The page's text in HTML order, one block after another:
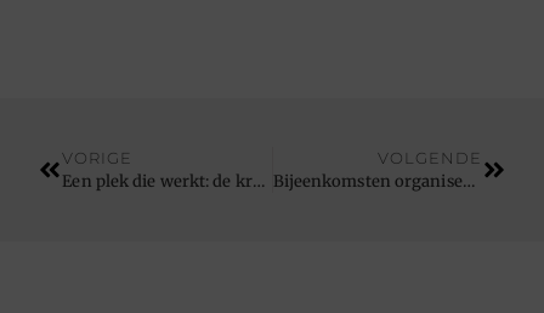
VORIGE
Een plek die werkt: de kracht van de juiste vergaderomgeving
VOLGENDE
Bijeenkomsten organiseren die echt iets opleveren